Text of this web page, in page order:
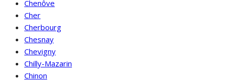
Chenôve
Cher
Cherbourg
Chesnay
Chevigny
Chilly-Mazarin
Chinon